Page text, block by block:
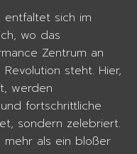
entfaltet sich im
wo das
Zentrum an
steht. Hier,
werden
fortschrittliche
sondern zelebriert.
mehr als ein bloßer